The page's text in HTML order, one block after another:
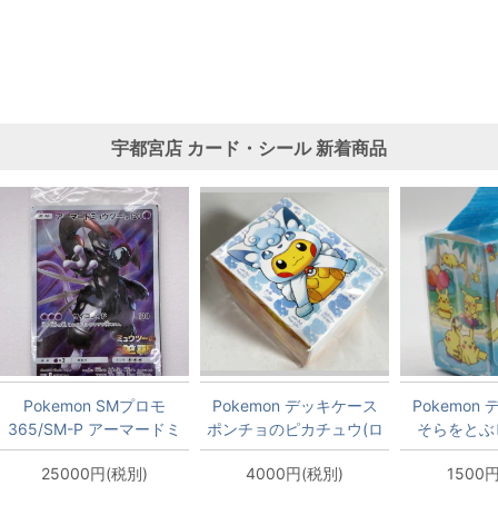
宇都宮店 カード・シール新着商品
Pokemon SMプロモ
365/SM-P アーマードミ
ュウツー
25000円(税別)
Pokemon デッキケース
ポンチョのピカチュウ(ロ
コン)
4000円(税別)
Pokemon
そらをと
1500